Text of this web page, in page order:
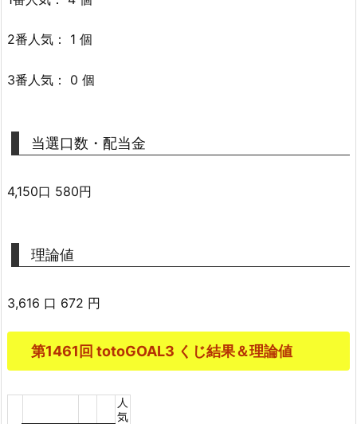
2番人気： 1 個
3番人気： 0 個
当選口数・配当金
4,150口 580円
理論値
3,616 口 672 円
第1461回 totoGOAL3 くじ結果＆理論値
人
気